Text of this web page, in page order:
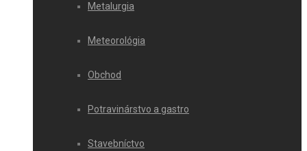
Metalurgia
Meteorológia
Obchod
Potravinárstvo a gastro
Stavebníctvo